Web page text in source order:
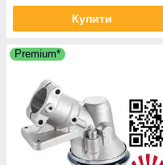
Купити
Premium*